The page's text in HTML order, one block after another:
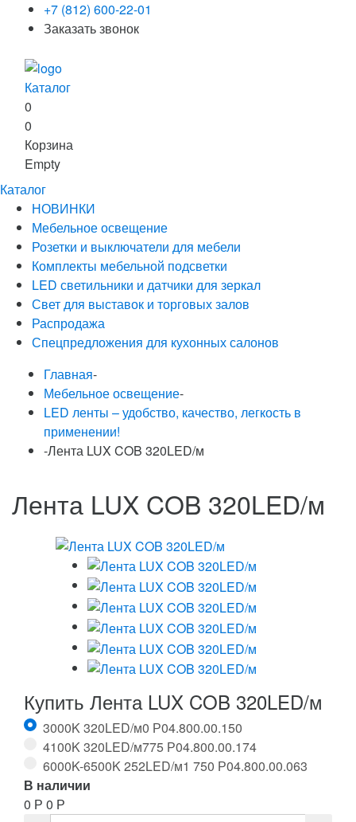
+7 (812) 600-22-01
Заказать звонок
Каталог
0
0
Корзина
Empty
Каталог
НОВИНКИ
Мебельное освещение
Розетки и выключатели для мебели
Комплекты мебельной подсветки
LED светильники и датчики для зеркал
Свет для выставок и торговых залов
Распродажа
Спецпредложения для кухонных салонов
Главная-
Мебельное освещение-
LED ленты – удобство, качество, легкость в
применении!
-Лента LUX COB 320LED/м
Лента LUX COB 320LED/м
Купить Лента LUX COB 320LED/м
3000K 320LED/м0 Р04.800.00.150
4100K 320LED/м775 Р04.800.00.174
6000K-6500K 252LED/м1 750 Р04.800.00.063
В наличии
0 Р 0 Р